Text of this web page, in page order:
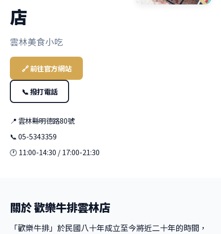
店
雲林美食小吃
🔗 前往官方網站
📞 撥打電話
📍 雲林縣明德路80號
📞 05-5343359
🕐 11:00-14:30 / 17:00-21:30
關於 歡樂牛排雲林店
「歡樂牛排」於民國八十年成立至今將近二十年的時間，